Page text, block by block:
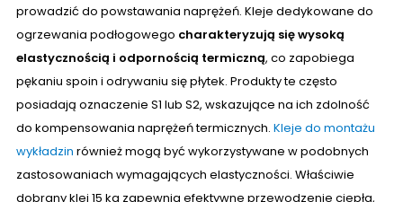
prowadzić do powstawania naprężeń. Kleje dedykowane do
ogrzewania podłogowego charakteryzują się wysoką
elastycznością i odpornością termiczną, co zapobiega
pękaniu spoin i odrywaniu się płytek. Produkty te często
posiadają oznaczenie S1 lub S2, wskazujące na ich zdolność
do kompensowania naprężeń termicznych.Kleje do montażu
wykładzin również mogą być wykorzystywane w podobnych
zastosowaniach wymagających elastyczności. Właściwie
dobrany klej 15 kg zapewnia efektywne przewodzenie ciepła,